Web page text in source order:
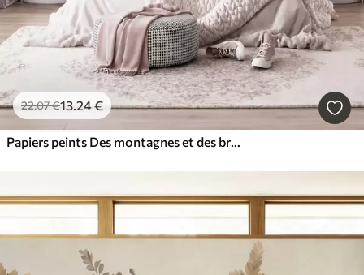
22.07€13.24€
Papiers peints Des montagnes et des branches de magnolia roses en fleurs, un paysage riche en textures